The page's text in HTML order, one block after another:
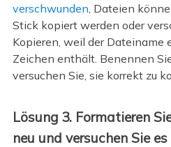
verschwunden, Dateien
Stick kopiert werden oder
Kopieren, weil der Dateiname
Zeichen enthält. Benennen
versuchen Sie, sie korrekt zu
Lösung 3. Formatieren
neu und versuchen Sie